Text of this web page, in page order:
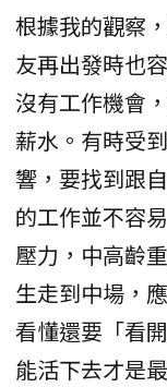
根據我的觀察
友再出發時也
沒有工作機會
薪水。有時受
響，要找到跟
的工作並不容
壓力，中高齡
生走到中場，
看懂還要「看
能活下去才是